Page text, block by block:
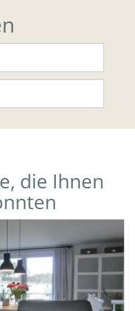
die Ihnen